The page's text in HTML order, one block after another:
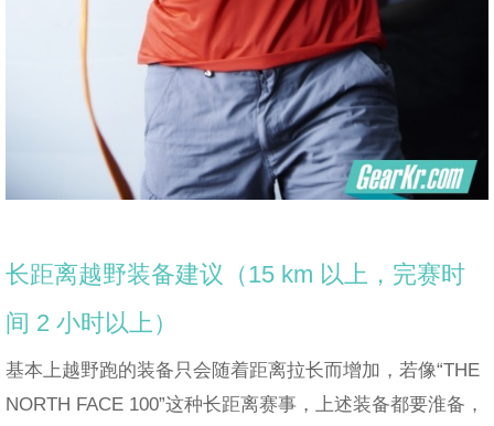
长距离越野装备建议（15 km 以上，完赛时
间 2 小时以上）
基本上越野跑的装备只会随着距离拉长而增加，若像“THE
NORTH FACE 100”这种长距离赛事，上述装备都要淮备，